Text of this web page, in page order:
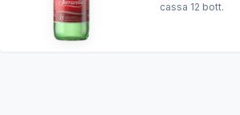
cassa 12 bott.